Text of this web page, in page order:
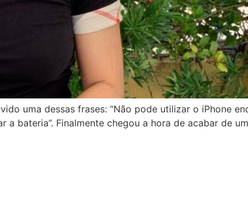
uma dessas frases: “Não pode utilizar o iPhone
a bateria”. Finalmente chegou a hora de acabar de